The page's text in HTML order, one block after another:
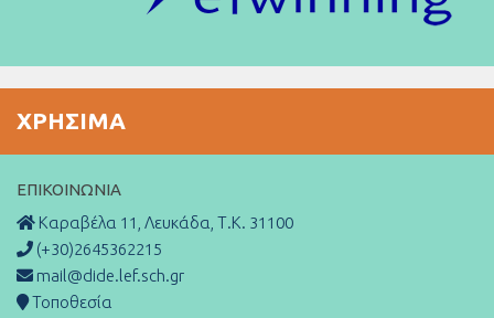
ΧΡΉΣΙΜΑ
ΕΠΙΚΟΙΝΩΝΊΑ
Καραβέλα 11, Λευκάδα, Τ.Κ. 31100
(+30)2645362215
mail@dide.lef.sch.gr
Τοποθεσία